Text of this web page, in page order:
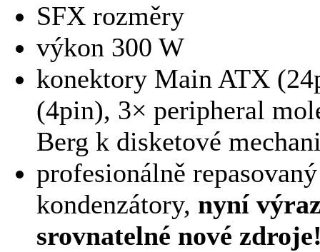
SFX rozměry
výkon 300 W
konektory Main ATX
(4pin), 3× peripheral
Berg k disketové
profesionálně
kondenzátory, nyní
srovnatelné nové